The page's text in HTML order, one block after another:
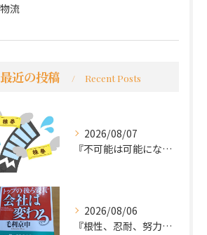
物流
最近の投稿 Recent Posts
2026/08/07
『不可能は可能になる』
2026/08/06
『根性、忍耐、努力という言葉は死語なのか』